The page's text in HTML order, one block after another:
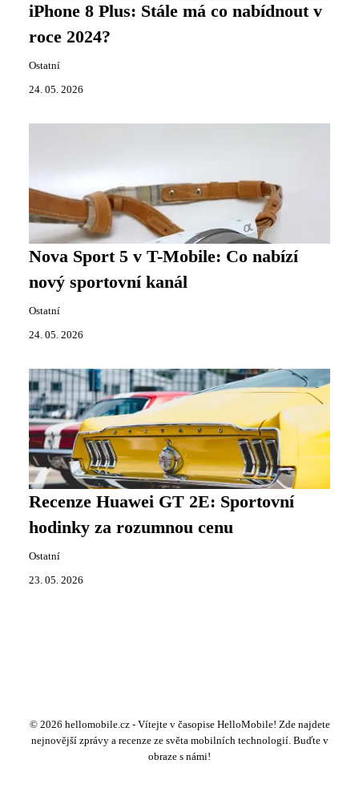
iPhone 8 Plus: Stále má co nabídnout v
roce 2024?
Ostatní
24. 05. 2026
Nova Sport 5 v T-Mobile: Co nabízí
nový sportovní kanál
Ostatní
24. 05. 2026
Recenze Huawei GT 2E: Sportovní
hodinky za rozumnou cenu
Ostatní
23. 05. 2026
© 2026 hellomobile.cz - Vítejte v časopise HelloMobile! Zde najdete
nejnovější zprávy a recenze ze světa mobilních technologií. Buďte v
obraze s námi!